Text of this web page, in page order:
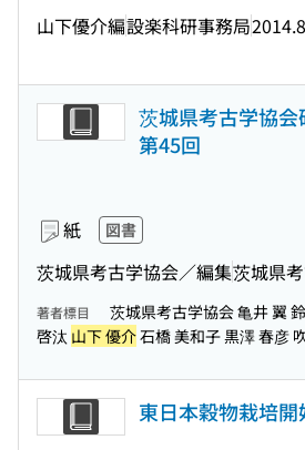
山下優介編設楽科研事務局2014.8
茨城県考古学協
第45回
紙 図書
茨城県考古学協会／編集茨城県
著者標目
茨城県考古学協会 亀井 翼
啓汰 山下 優介石橋 美和子 黒澤 春彦
東日本穀物栽培